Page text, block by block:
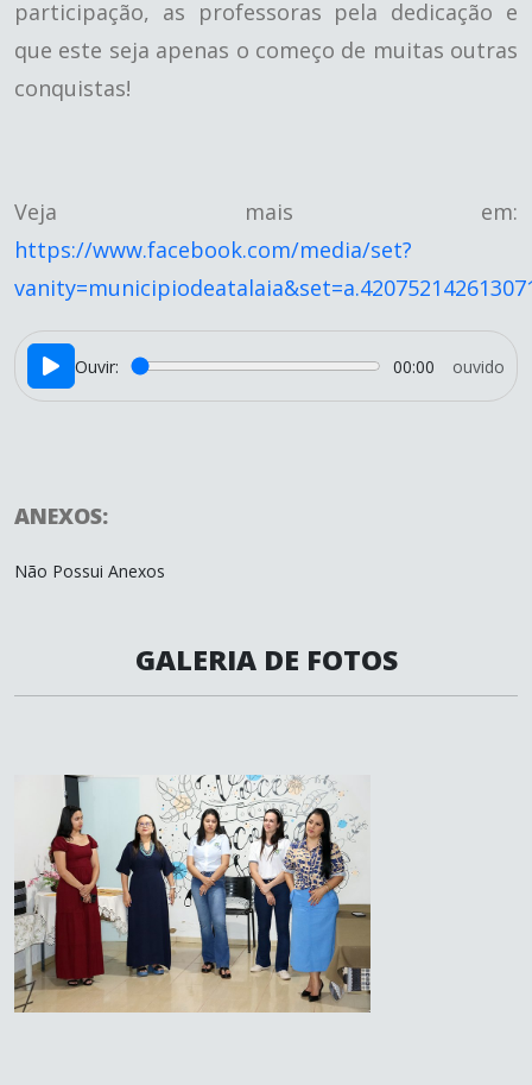
participação, as professoras pela dedicação e
que este seja apenas o começo de muitas outras
conquistas!
Veja mais em:
https://www.facebook.com/media/set?
Ouvir: 00:00 ouvido
ANEXOS:
Não Possui Anexos
GALERIA DE FOTOS